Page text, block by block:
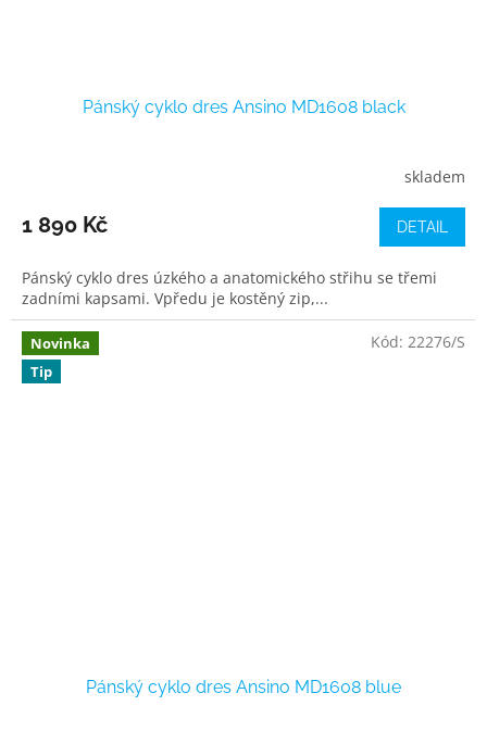
Pánský cyklo dres Ansino MD1608 black
skladem
1 890 Kč DETAIL
Pánský cyklo dres úzkého a anatomického střihu se třemi
zadními kapsami. Vpředu je kostěný zip,...
Novinka
Tip
Pánský cyklo dres Ansino MD1608 blue
Kód: 22276/S